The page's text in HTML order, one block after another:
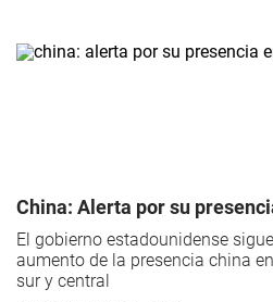
China: Alerta por su
El gobierno estadounidense
aumento de la presencia china
sur y central